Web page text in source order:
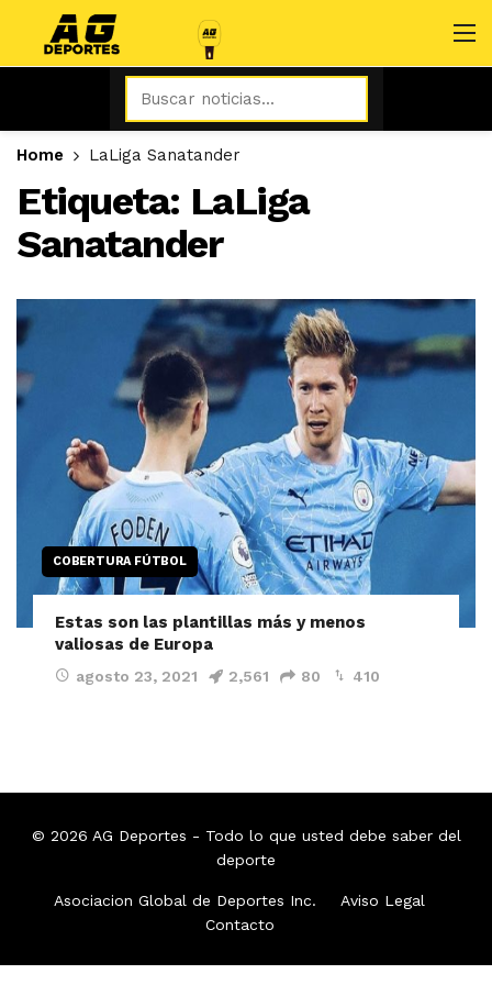
Home LaLiga Sanatander
Etiqueta: LaLiga
Sanatander
COBERTURA FÚTBOL
Estas son las plantillas más y menos
valiosas de Europa
agosto 23, 2021 2,561 80 410
© 2026 AG Deportes - Todo lo que usted debe saber del
deporte
Asociacion Global de Deportes Inc.
Aviso Legal
Contacto